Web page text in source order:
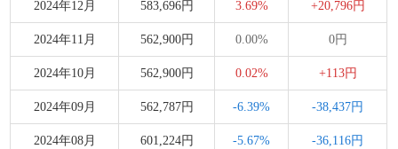
2024年12月 583,696円 3.69% +20,796円
2024年11月 562,900円 0.00% 0円
2024年10月 562,900円 0.02% +113円
2024年09月 562,787円 -6.39% -38,437円
2024年08月 601,224円 -5.67% -36,116円